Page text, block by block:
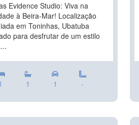
Evidence Studio: Viva na
à Beira-Mar! Localização
em Toninhas, Ubatuba
para desfrutar de um estilo
1 1 -